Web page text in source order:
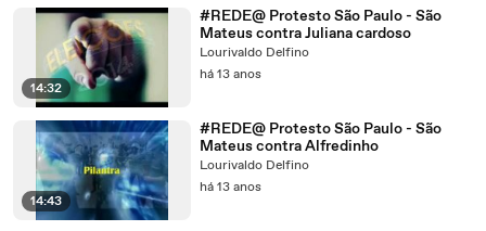
14:32
#REDE@ Protesto São Paulo - São
Mateus contra Juliana cardoso
Lourivaldo Delfino
há 13 anos
14:43
#REDE@ Protesto São Paulo - São
Mateus contra Alfredinho
Lourivaldo Delfino
há 13 anos